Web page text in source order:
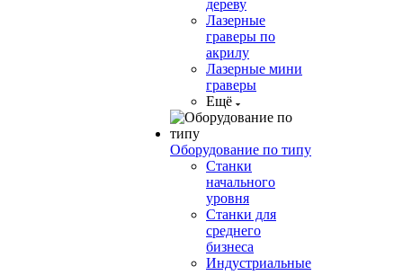
дереву
Лазерные
граверы по
акрилу
Лазерные мини
граверы
Ещё
Оборудование по типу
Cтанки
начального
уровня
Станки для
среднего
бизнеса
Индустриальные